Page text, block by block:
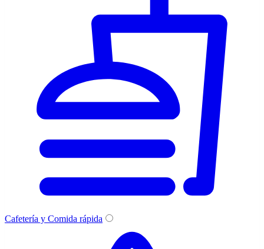
Cafetería y Comida rápida